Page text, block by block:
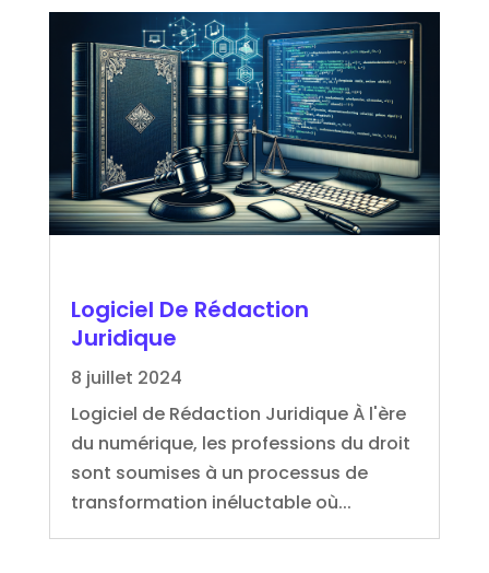
Logiciel De Rédaction
Juridique
8 juillet 2024
Logiciel de Rédaction Juridique À l'ère
du numérique, les professions du droit
sont soumises à un processus de
transformation inéluctable où...